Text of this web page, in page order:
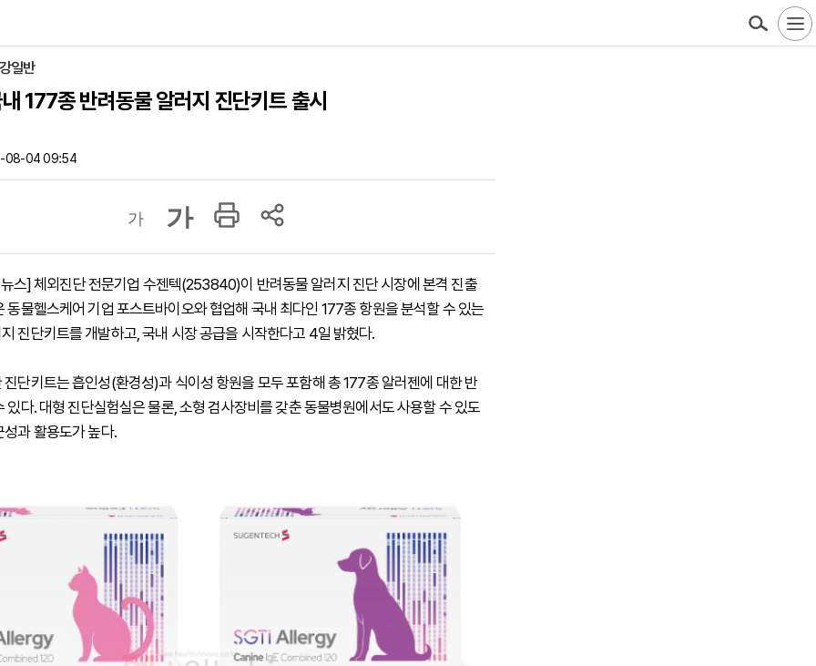
일반
177종 반려동물 알러지 진단키트 출시
08-04 09:54
가 가
스] 체외진단 전문기업 수젠텍(253840)이 반려동물 알러지 진단 시장에 본격 진출
동물헬스케어 기업 포스트바이오와 협업해 국내 최다인 177종 항원을 분석할 수 있는
진단키트를 개발하고, 국내 시장 공급을 시작한다고 4일 밝혔다.
진단키트는 흡인성(환경성)과 식이성 항원을 모두 포함해 총 177종 알러젠에 대한 반
있다. 대형 진단실험실은 물론, 소형 검사장비를 갖춘 동물병원에서도 사용할 수 있도
과 활용도가 높다.